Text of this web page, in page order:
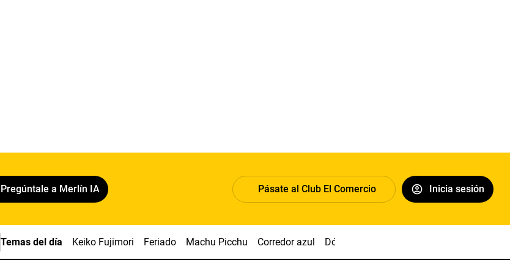
Pregúntale a Merlín IA Pásate al Club El Comercio Inicia sesión
Temas del día Keiko Fujimori Feriado Machu Picchu Corredor azul Dólar